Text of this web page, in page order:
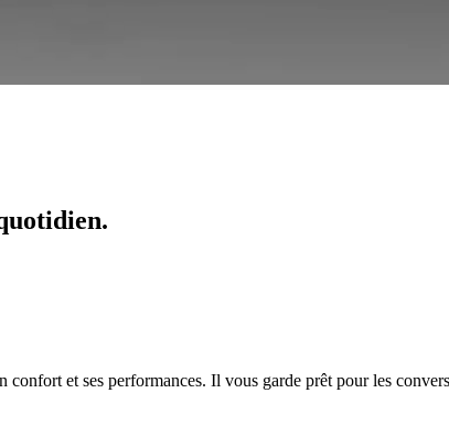
et ses performances. Il vous garde prêt pour les